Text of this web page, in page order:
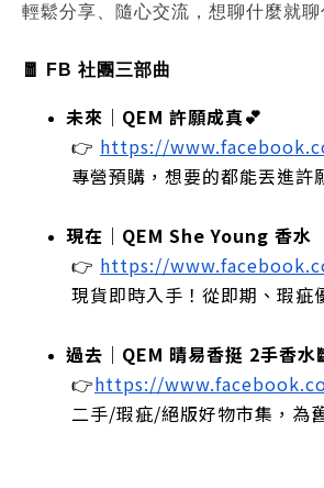
輕鬆分享、隨心交流，想聊什麼就聊
🧧 FB 社團三部曲
未來｜QEM 許願成真💕
👉 https://
專營預購，想要的都能丟進
現在｜QEM She Young 香水
👉 https://
現貨即時入手！從即期、瑕
過去｜QEM 晴易香挺 2手香水
👉https://
二手/瑕疵/絕版好物市集，為